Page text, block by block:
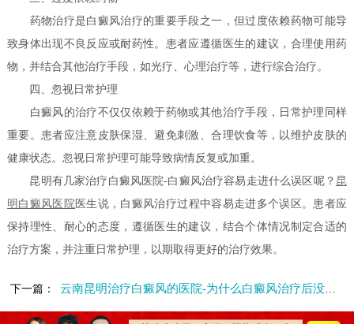
药物治疗是白癜风治疗的重要手段之一，但过度依赖药物可能导
致身体出现不良反应或耐药性。患者应遵循医生的建议，合理使用药
物，并结合其他治疗手段，如光疗、心理治疗等，进行综合治疗。
四、忽视日常护理
白癜风的治疗不仅仅依赖于药物或其他治疗手段，日常护理同样
重要。患者应注意皮肤保湿、避免刺激、合理饮食等，以维护皮肤的
健康状态。忽视日常护理可能导致病情反复或加重。
昆明有几家治疗白癜风医院-白癜风治疗容易走进什么误区呢？ 昆
明白癜风医院 医生说，白癜风治疗过程中容易走进多个误区。患者应
保持理性、耐心的态度，遵循医生的建议，结合个体情况制定合适的
治疗方案，并注重日常护理，以期取得更好的治疗效果。
下一篇： 云南昆明治疗白癜风的医院-为什么白癜风治疗后没效果